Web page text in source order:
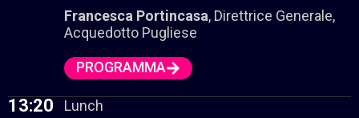
Francesca Portincasa, Direttrice Generale,
Acquedotto Pugliese
PROGRAMMA
13:20 Lunch